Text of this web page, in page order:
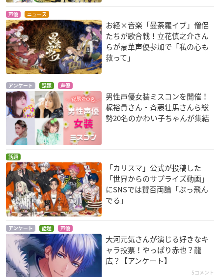
声優 ニュース
お経×音楽「曼荼羅イブ」僧侶
たちが歌合戦！立花慎之介さん
らが豪華声優参加で「私の心も
救って」
アンケート 話題 声優
男性声優女装ミスコンを開催！
梶裕貴さん・斉藤壮馬さんら総
勢20名のかわい子ちゃんが集結
話題
「カリスマ」公式が投稿した
「世界からのサプライズ動画」
にSNSでは賛否両論「ぶっ飛ん
でる」
アンケート 話題 声優
大河元気さんが演じる好きなキ
ャラ投票！やっぱり赤也？龍
広？【アンケート】
5コメント